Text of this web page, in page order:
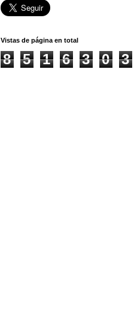
Vistas de página en total
8 5 1 6 3 0 3